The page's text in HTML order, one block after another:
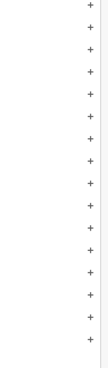
add
add
add
add
add
add
add
add
add
add
add
add
add
add
add
add